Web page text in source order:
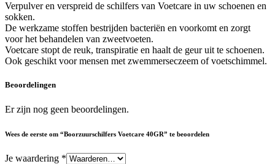
Verpulver en verspreid de schilfers van Voetcare in uw schoenen en
sokken.
De werkzame stoffen bestrijden bacteriën en voorkomt en zorgt
voor het behandelen van zweetvoeten.
Voetcare stopt de reuk, transpiratie en haalt de geur uit te schoenen.
Ook geschikt voor mensen met zwemmerseczeem of voetschimmel.
Beoordelingen
Er zijn nog geen beoordelingen.
Wees de eerste om “Boorzuurschilfers Voetcare 40GR” te beoordelen
Je waardering *